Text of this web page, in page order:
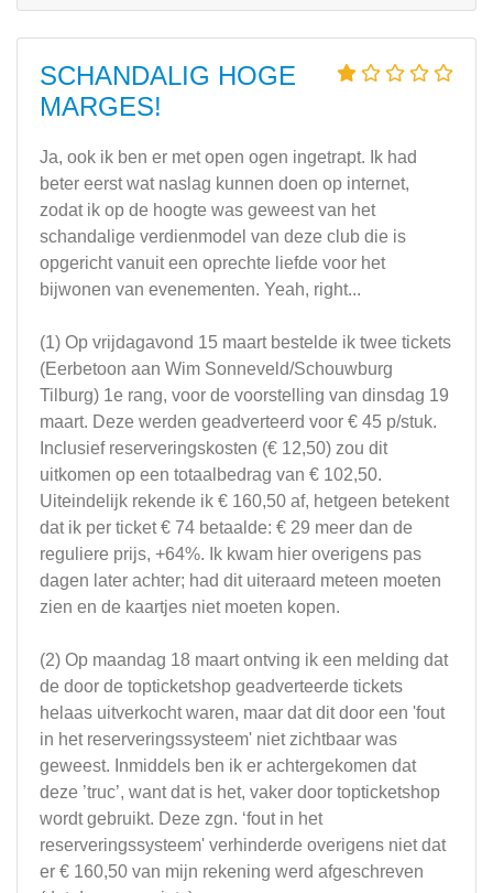
SCHANDALIG HOGE
MARGES!
Ja, ook ik ben er met open ogen ingetrapt. Ik had
beter eerst wat naslag kunnen doen op internet,
zodat ik op de hoogte was geweest van het
schandalige verdienmodel van deze club die is
opgericht vanuit een oprechte liefde voor het
bijwonen van evenementen. Yeah, right...
(1) Op vrijdagavond 15 maart bestelde ik twee tickets
(Eerbetoon aan Wim Sonneveld/Schouwburg
Tilburg) 1e rang, voor de voorstelling van dinsdag 19
maart. Deze werden geadverteerd voor € 45 p/stuk.
Inclusief reserveringskosten (€ 12,50) zou dit
uitkomen op een totaalbedrag van € 102,50.
Uiteindelijk rekende ik € 160,50 af, hetgeen betekent
dat ik per ticket € 74 betaalde: € 29 meer dan de
reguliere prijs, +64%. Ik kwam hier overigens pas
dagen later achter; had dit uiteraard meteen moeten
zien en de kaartjes niet moeten kopen.
(2) Op maandag 18 maart ontving ik een melding dat
de door de topticketshop geadverteerde tickets
helaas uitverkocht waren, maar dat dit door een 'fout
in het reserveringssysteem' niet zichtbaar was
geweest. Inmiddels ben ik er achtergekomen dat
deze ’truc’, want dat is het, vaker door topticketshop
wordt gebruikt. Deze zgn. ‘fout in het
reserveringssysteem' verhinderde overigens niet dat
er € 160,50 van mijn rekening werd afgeschreven